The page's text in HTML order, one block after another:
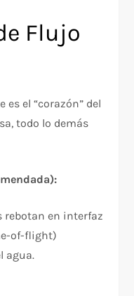
Flujo
el “corazón” del
todo lo demás
en interfaz
of-flight)
agua.